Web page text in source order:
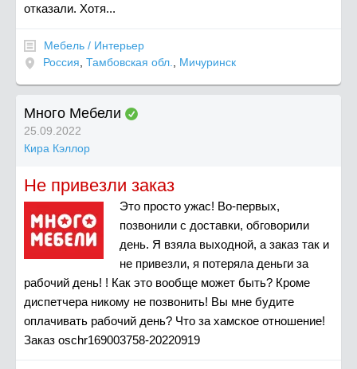
отказали. Хотя...
Мебель / Интерьер
Россия, Тамбовская обл., Мичуринск
Много Мебели
25.09.2022
Кира Кэллор
Не привезли заказ
Это просто ужас! Во-первых,
позвонили с доставки, обговорили
день. Я взяла выходной, а заказ так и
не привезли, я потеряла деньги за
рабочий день! ! Как это вообще может быть? Кроме
диспетчера никому не позвонить! Вы мне будите
оплачивать рабочий день? Что за хамское отношение!
Заказ oschr169003758-20220919